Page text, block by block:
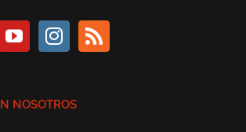
NOSOTROS